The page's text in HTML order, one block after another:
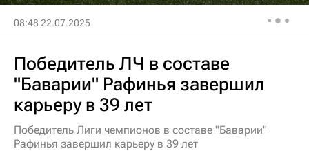
08:48 22.07.2025
Победитель ЛЧ в составе
"Баварии" Рафинья завершил
карьеру в 39 лет
Победитель Лиги чемпионов в составе "Баварии"
Рафинья завершил карьеру в 39 лет